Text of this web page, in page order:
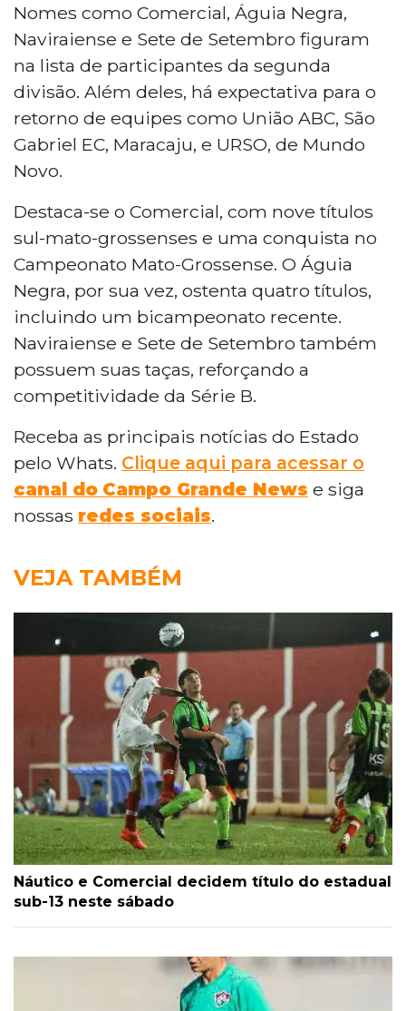
Nomes como Comercial, Águia Negra,
Naviraiense e Sete de Setembro figuram
na lista de participantes da segunda
divisão. Além deles, há expectativa para o
retorno de equipes como União ABC, São
Gabriel EC, Maracaju, e URSO, de Mundo
Novo.
Destaca-se o Comercial, com nove títulos
sul-mato-grossenses e uma conquista no
Campeonato Mato-Grossense. O Águia
Negra, por sua vez, ostenta quatro títulos,
incluindo um bicampeonato recente.
Naviraiense e Sete de Setembro também
possuem suas taças, reforçando a
competitividade da Série B.
Receba as principais notícias do Estado
pelo Whats. Clique aqui para acessar o
canal do Campo Grande News e siga
nossas redes sociais.
VEJA TAMBÉM
Náutico e Comercial decidem título do estadual
sub-13 neste sábado